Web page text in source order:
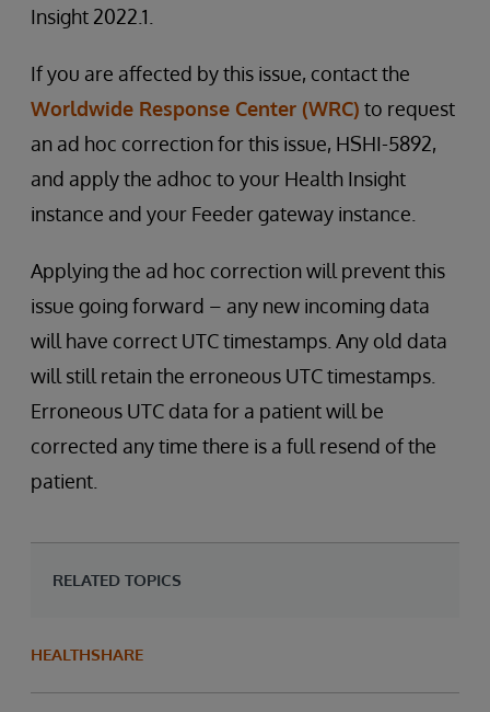
Insight 2022.1.
If you are affected by this issue, contact the
Worldwide Response Center (WRC) to request
an ad hoc correction for this issue, HSHI-5892,
and apply the adhoc to your Health Insight
instance and your Feeder gateway instance.
Applying the ad hoc correction will prevent this
issue going forward – any new incoming data
will have correct UTC timestamps. Any old data
will still retain the erroneous UTC timestamps.
Erroneous UTC data for a patient will be
corrected any time there is a full resend of the
patient.
RELATED TOPICS
HEALTHSHARE